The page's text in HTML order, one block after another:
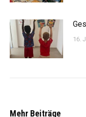
16.
Mehr Beiträge